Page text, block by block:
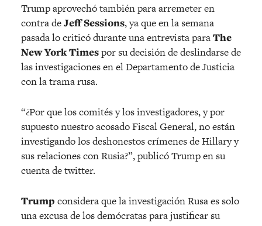
Trump aprovechó también para arremeter en
contra deJeff Sessions, ya que en la semana
pasada lo criticó durante una entrevista paraThe
New York Timespor su decisión de deslindarse de
las investigaciones en el Departamento de Justicia
con la trama rusa.
“¿Por que los comités y los investigadores, y por
supuesto nuestro acosado Fiscal General, no están
investigando los deshonestos crímenes de Hillary y
sus relaciones con Rusia?”, publicó Trump en su
cuenta de twitter.
Trump considera que la investigación Rusa es solo
una excusa de los demócratas para justificar su